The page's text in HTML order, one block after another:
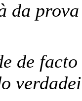
da
de